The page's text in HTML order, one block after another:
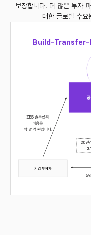
보장합니다. 더 많은 투자
대한 글로벌 수
Build-Transfer-